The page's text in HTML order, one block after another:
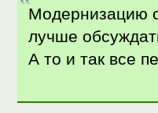
Модернизацию
лучше
А то и так все